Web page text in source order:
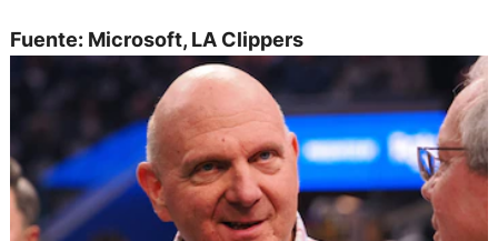
Fuente: Microsoft, LA Clippers